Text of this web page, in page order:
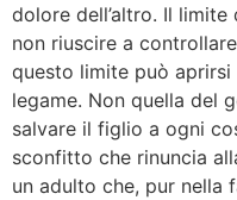
dolore dell’altro. Il
non riuscire a
questo limite può aprirsi
legame. Non quella del
salvare il figlio a ogni
sconfitto che rinuncia
un adulto che, pur nella